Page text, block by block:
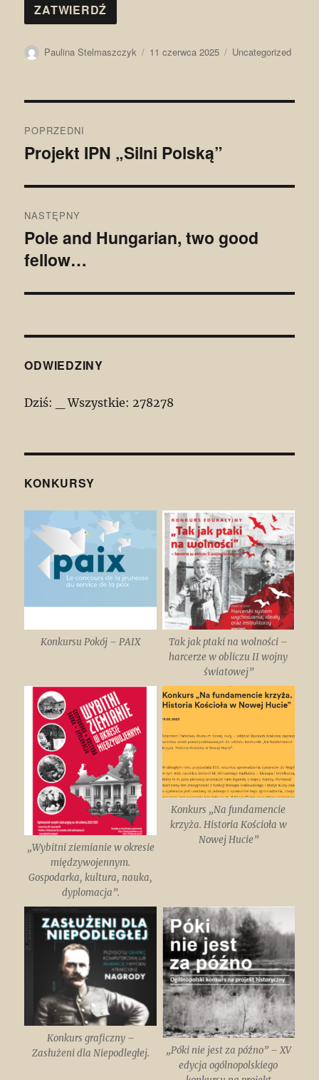
Autor
Paulina Stelmaszczyk
Data
11 czerwca 2025 Kategorie
Uncategorized
wpisu
POPRZEDNI
Poprzedni
Projekt IPN „Silni Polską”
NASTĘPNY
Następny
wpis:
Pole and Hungarian, two good
fellow…
ODWIEDZINY
Dziś: Wszystkie: 278278
KONKURSY
Konkursu Pokój – PAIX
Tak jak ptaki na wolności –
harcerze w obliczu II wojny
światowej”
„Wybitni ziemianie w okresie
międzywojennym.
Gospodarka, kultura, nauka,
dyplomacja”.
Konkurs „Na fundamencie
krzyża. Historia Kościoła w
Nowej Hucie”
Konkurs graficzny –
Zasłużeni dla Niepodległej.
„Póki nie jest za późno” – XV
edycja ogólnopolskiego